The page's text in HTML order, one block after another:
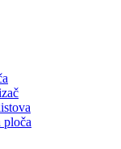
ploča